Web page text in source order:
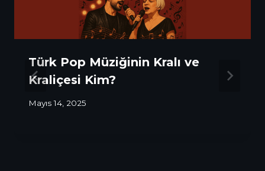
Türk Pop Müziğinin Kralı ve
Kraliçesi Kim?
Mayıs 14, 2025